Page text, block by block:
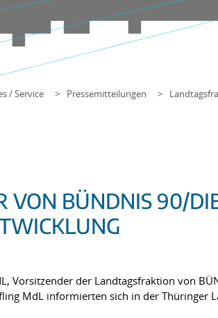
/ Service Pressemitteilungen
VON BÜNDNIS 90/
Vorsitzender der Landtagsfraktion von
MdL informierten sich in der Thüringer